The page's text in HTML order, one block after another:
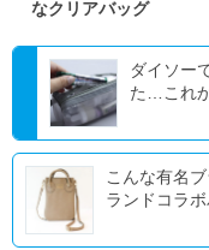
なクリアバッグ
ダイソー
た…これ
こんな有名
ランドコラ